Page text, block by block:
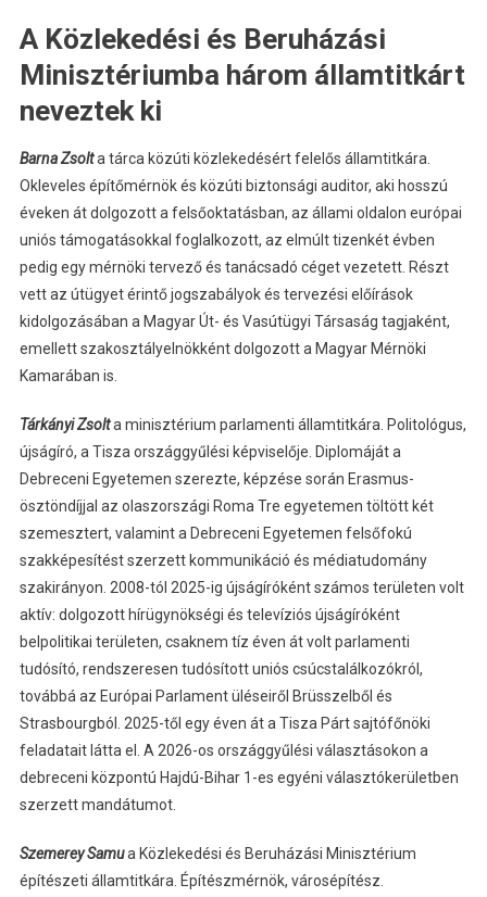
A Közlekedési és Beruházási
Minisztériumba három államtitkárt
neveztek ki
Barna Zsolta tárca közúti közlekedésért felelős államtitkára.
Okleveles építőmérnök és közúti biztonsági auditor, aki hosszú
éveken át dolgozott a felsőoktatásban, az állami oldalon európai
uniós támogatásokkal foglalkozott, az elmúlt tizenkét évben
pedig egy mérnöki tervező és tanácsadó céget vezetett. Részt
vett az útügyet érintő jogszabályok és tervezési előírások
kidolgozásában a Magyar Út- és Vasútügyi Társaság tagjaként,
emellett szakosztályelnökként dolgozott a Magyar Mérnöki
Kamarában is.
Tárkányi Zsolta minisztérium parlamenti államtitkára. Politológus,
újságíró, a Tisza országgyűlési képviselője. Diplomáját a
Debreceni Egyetemen szerezte, képzése során Erasmus-
ösztöndíjjal az olaszországi Roma Tre egyetemen töltött két
szemesztert, valamint a Debreceni Egyetemen felsőfokú
szakképesítést szerzett kommunikáció és médiatudomány
szakirányon. 2008-tól 2025-ig újságíróként számos területen volt
aktív: dolgozott hírügynökségi és televíziós újságíróként
belpolitikai területen, csaknem tíz éven át volt parlamenti
tudósító, rendszeresen tudósított uniós csúcstalálkozókról,
továbbá az Európai Parlament üléseiről Brüsszelből és
Strasbourgból. 2025-től egy éven át a Tisza Párt sajtófőnöki
feladatait látta el. A 2026-os országgyűlési választásokon a
debreceni központú Hajdú-Bihar 1-es egyéni választókerületben
szerzett mandátumot.
Szemerey Samua Közlekedési és Beruházási Minisztérium
építészeti államtitkára. Építészmérnök, városépítész.